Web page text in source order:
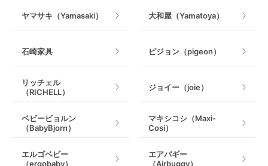
ヤマサキ（Yamasaki） 大和屋（Yamatoya）
石崎家具 ピジョン（pigeon）
リッチェル
（RICHELL）
ジョイー（joie）
ベビービョルン
（BabyBjorn）
マキシコシ（Maxi-
Cosi）
エルゴベビー
（ergobaby）
エアバギー
（Airbuggy）